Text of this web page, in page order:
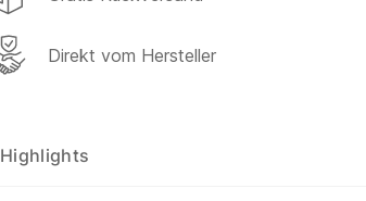
Direkt vom Hersteller
Highlights